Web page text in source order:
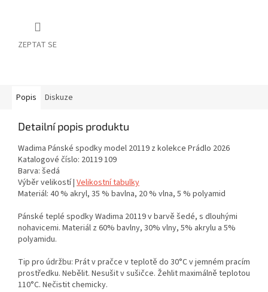
ZEPTAT SE
Popis Diskuze
Detailní popis produktu
Wadima Pánské spodky model 20119 z kolekce Prádlo 2026
Katalogové číslo: 20119 109
Barva: šedá
Výběr velikostí | Velikostní tabulky
Materiál: 40 % akryl, 35 % bavlna, 20 % vlna, 5 % polyamid
Pánské teplé spodky Wadima 20119 v barvě šedé, s dlouhými
nohavicemi. Materiál z 60% bavlny, 30% vlny, 5% akrylu a 5%
polyamidu.
Tip pro údržbu: Prát v pračce v teplotě do 30°C v jemném pracím
prostředku. Nebělit. Nesušit v sušičce. Žehlit maximálně teplotou
110°C. Nečistit chemicky.